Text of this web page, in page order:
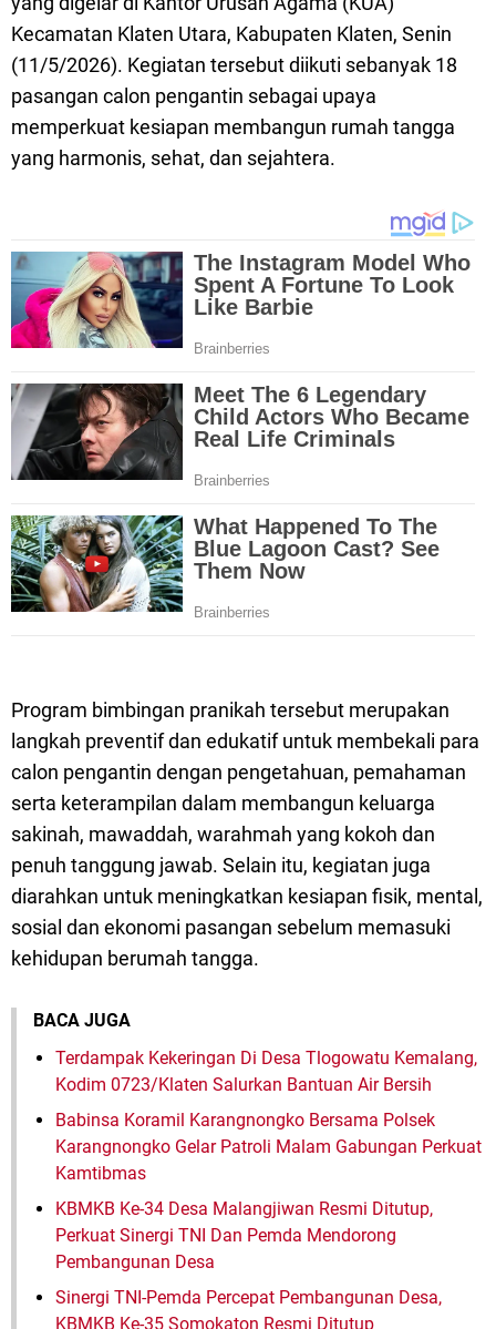
Kecamatan Klaten Utara, Kabupaten Klaten, Senin
(11/5/2026). Kegiatan tersebut diikuti sebanyak 18
pasangan calon pengantin sebagai upaya
memperkuat kesiapan membangun rumah tangga
yang harmonis, sehat, dan sejahtera.
Program bimbingan pranikah tersebut merupakan
langkah preventif dan edukatif untuk membekali para
calon pengantin dengan pengetahuan, pemahaman
serta keterampilan dalam membangun keluarga
sakinah, mawaddah, warahmah yang kokoh dan
penuh tanggung jawab. Selain itu, kegiatan juga
diarahkan untuk meningkatkan kesiapan fisik, mental,
sosial dan ekonomi pasangan sebelum memasuki
kehidupan berumah tangga.
BACA JUGA
Terdampak Kekeringan Di Desa Tlogowatu Kemalang,
Kodim 0723/Klaten Salurkan Bantuan Air Bersih
Babinsa Koramil Karangnongko Bersama Polsek
Karangnongko Gelar Patroli Malam Gabungan Perkuat
Kamtibmas
KBMKB Ke-34 Desa Malangjiwan Resmi Ditutup,
Perkuat Sinergi TNI Dan Pemda Mendorong
Pembangunan Desa
Sinergi TNI-Pemda Percepat Pembangunan Desa,
KBMKB Ke-35 Somokaton Resmi Ditutup